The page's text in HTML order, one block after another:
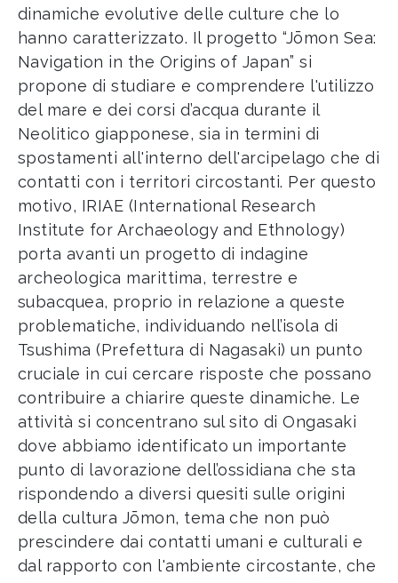
dinamiche evolutive delle culture che lo
hanno caratterizzato. Il progetto “Jōmon Sea:
Navigation in the Origins of Japan” si
propone di studiare e comprendere l'utilizzo
del mare e dei corsi d’acqua durante il
Neolitico giapponese, sia in termini di
spostamenti all'interno dell'arcipelago che di
contatti con i territori circostanti. Per questo
motivo, IRIAE (International Research
Institute for Archaeology and Ethnology)
porta avanti un progetto di indagine
archeologica marittima, terrestre e
subacquea, proprio in relazione a queste
problematiche, individuando nell’isola di
Tsushima (Prefettura di Nagasaki) un punto
cruciale in cui cercare risposte che possano
contribuire a chiarire queste dinamiche. Le
attività si concentrano sul sito di Ongasaki
dove abbiamo identificato un importante
punto di lavorazione dell’ossidiana che sta
rispondendo a diversi quesiti sulle origini
della cultura Jōmon, tema che non può
prescindere dai contatti umani e culturali e
dal rapporto con l'ambiente circostante, che